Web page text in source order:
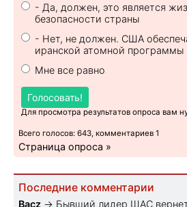
- Да, должен, это является
безопасности страны
- Нет, не должен. США
иранской атомной программы
Мне все равно
Голосовать!
Для просмотра результатов опроса вам
Всего голосов: 643, комментариев 1
Страница опроса »
Последние комментарии
Bacz → Бывший лидер ШАС